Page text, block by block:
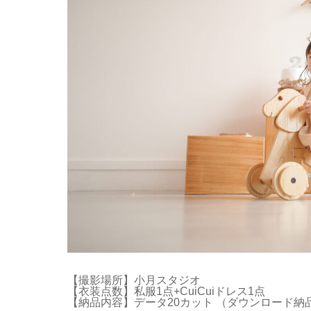
【撮影場所】小月スタジオ
【衣装点数】私服1点+CuiCuiドレス1点
【納品内容】データ20カット （ダウンロード納